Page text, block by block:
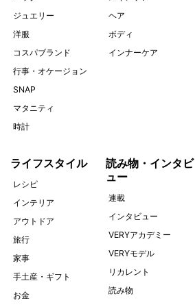
ジュエリー
洋服
コスパブランド
行事・オケージョン
SNAP
マタニティ
時計
ヘア
ボディ
インナーケア
ライフスタイル
レシピ
インテリア
アウトドア
旅行
家事
手土産・ギフト
お金
読み物・インタビ
ュー
連載
インタビュー
VERYアカデミー
VERYモデル
リカレント
読み物